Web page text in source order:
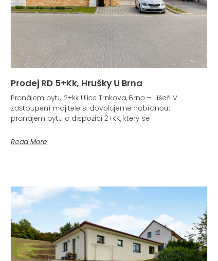
Prodej RD 5+kk, Hrušky U Brna
Pronájem bytu 2+kk Ulice Trnkova, Brno – Líšeň V
zastoupení majitele si dovolujeme nabídnout
pronájem bytu o dispozici 2+KK, který se
Read More